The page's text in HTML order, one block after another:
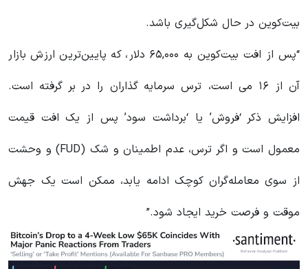
بیت‌کوین در حال شکل‌گیری باشد.
“پس از افت بیت‌کوین به ۶۵,۰۰۰ دلار، که پایین‌ترین ارزش بازار
آن از ۱۶ می است، ترس سرمایه گذاران را در بر گرفته است.
افزایش ذکر ‘فروش’ یا ‘برداشت سود’ پس از یک افت قیمت
معمول است و اگر ترس، عدم اطمینان و شک (FUD) و وحشت
از سوی معامله‌گران کوچک ادامه یابد، ممکن است یک جهش
موقت و فرصت خرید ایجاد شود.”